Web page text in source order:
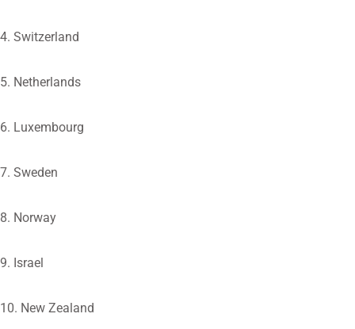
4. Switzerland
5. Netherlands
6. Luxembourg
7. Sweden
8. Norway
9. Israel
10. New Zealand